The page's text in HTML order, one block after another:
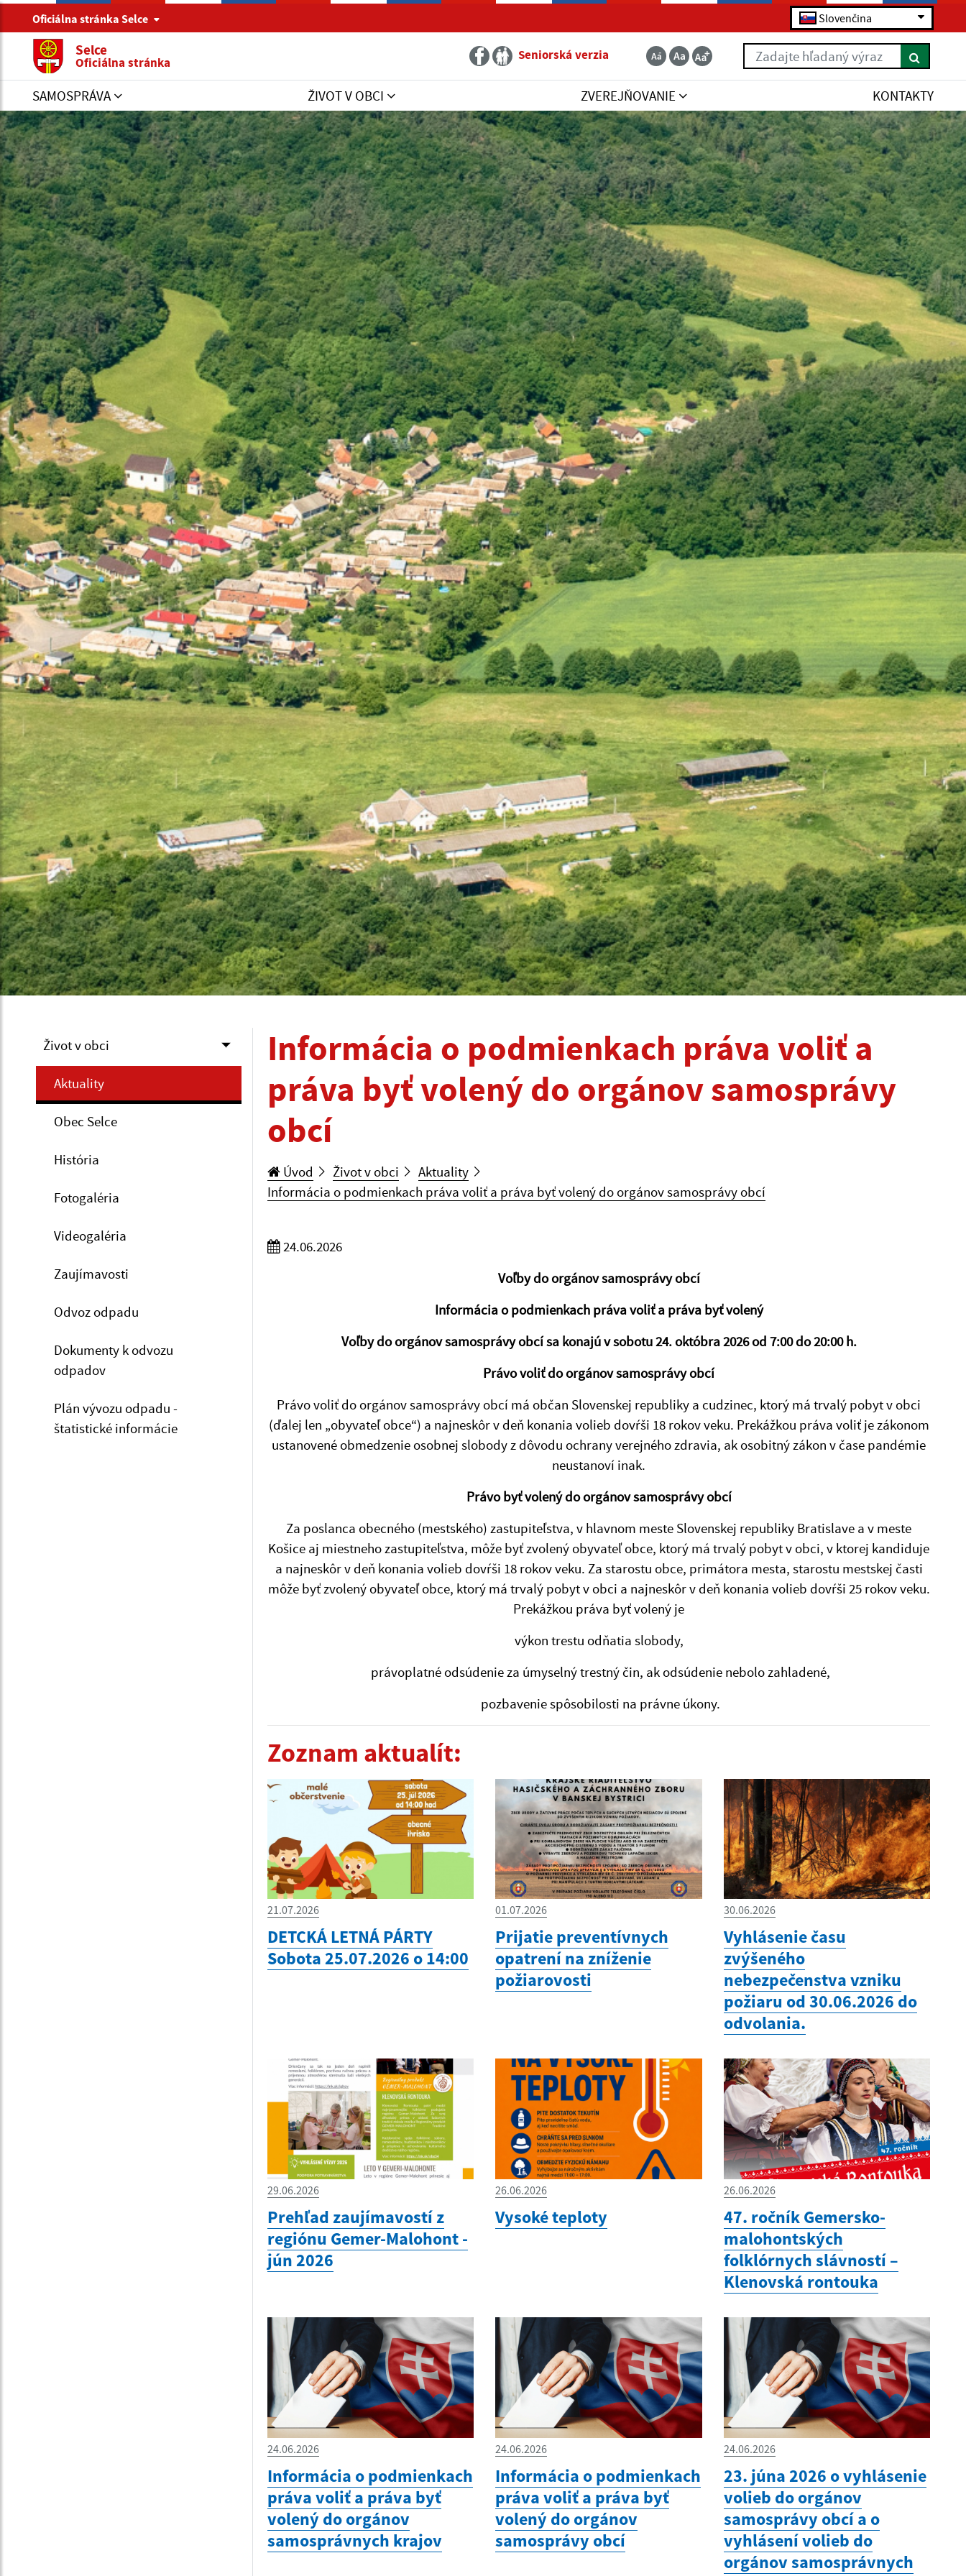
Oficiálna stránka Selce Slovenčina
Selce
Oficiálna stránka Seniorská verzia Zadajte hľadaný výraz
SAMOSPRÁVA ŽIVOT V OBCI ZVEREJŇOVANIE KONTAKTY
Život v obci
Aktuality
Obec Selce
História
Fotogaléria
Videogaléria
Zaujímavosti
Odvoz odpadu
Dokumenty k odvozu
odpadov
Plán vývozu odpadu -
štatistické informácie
Informácia o podmienkach práva voliť a
práva byť volený do orgánov samosprávy
obcí
Úvod Život v obci
Aktuality
Informácia o podmienkach práva voliť a práva byť volený do orgánov samosprávy obcí
24.06.2026
Voľby do orgánov samosprávy obcí
Informácia o podmienkach práva voliť a práva byť volený
Voľby do orgánov samosprávy obcí sa konajú v sobotu 24. októbra 2026 od 7:00 do 20:00 h.
Právo voliť do orgánov samosprávy obcí
Právo voliť do orgánov samosprávy obcí má občan Slovenskej republiky a cudzinec, ktorý má trvalý pobyt v obci
(ďalej len „obyvateľ obce“) a najneskôr v deň konania volieb dovŕši 18 rokov veku. Prekážkou práva voliť je zákonom
ustanovené obmedzenie osobnej slobody z dôvodu ochrany verejného zdravia, ak osobitný zákon v čase pandémie
neustanoví inak.
Právo byť volený do orgánov samosprávy obcí
Za poslanca obecného (mestského) zastupiteľstva, v hlavnom meste Slovenskej republiky Bratislave a v meste
Košice aj miestneho zastupiteľstva, môže byť zvolený obyvateľ obce, ktorý má trvalý pobyt v obci, v ktorej kandiduje
a najneskôr v deň konania volieb dovŕši 18 rokov veku. Za starostu obce, primátora mesta, starostu mestskej časti
môže byť zvolený obyvateľ obce, ktorý má trvalý pobyt v obci a najneskôr v deň konania volieb dovŕši 25 rokov veku.
Prekážkou práva byť volený je
výkon trestu odňatia slobody,
právoplatné odsúdenie za úmyselný trestný čin, ak odsúdenie nebolo zahladené,
pozbavenie spôsobilosti na právne úkony.
Zoznam aktualít:
21.07.2026
DETCKÁ LETNÁ PÁRTY
Sobota 25.07.2026 o 14:00
01.07.2026
Prijatie preventívnych
opatrení na zníženie
požiarovosti
30.06.2026
Vyhlásenie času
zvýšeného
nebezpečenstva vzniku
požiaru od 30.06.2026 do
odvolania.
29.06.2026
Prehľad zaujímavostí z
regiónu Gemer-Malohont -
jún 2026
26.06.2026
Vysoké teploty
26.06.2026
47. ročník Gemersko-
malohontských
folklórnych slávností –
Klenovská rontouka
24.06.2026
Informácia o podmienkach
práva voliť a práva byť
volený do orgánov
samosprávnych krajov
24.06.2026
Informácia o podmienkach
práva voliť a práva byť
volený do orgánov
samosprávy obcí
24.06.2026
23. júna 2026 o vyhlásenie
volieb do orgánov
samosprávy obcí a o
vyhlásení volieb do
orgánov samosprávnych